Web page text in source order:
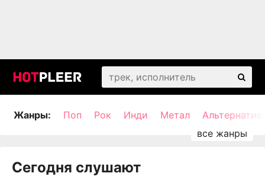
Жанры: Поп Рок Инди Метал
Сегодня слушают